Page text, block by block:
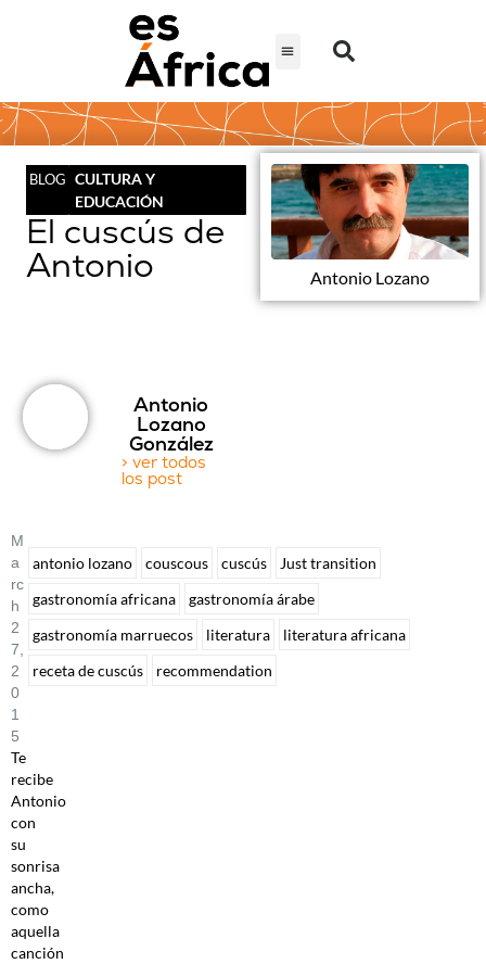
BLOG CULTURA Y
EDUCACIÓN
El cuscús de
Antonio Antonio Lozano
Antonio
Lozano
González
> ver todos
los post
M
A
Rc
H
2
7,
2
0
1
5
Te
recibe
Antonio
con
su
sonrisa
ancha,
como
aquella
canción
antonio lozano couscous cuscús
Just transition
gastronomía africana
gastronomía árabe
gastronomía marruecos
literatura
literatura africana
receta de cuscús
recommendation